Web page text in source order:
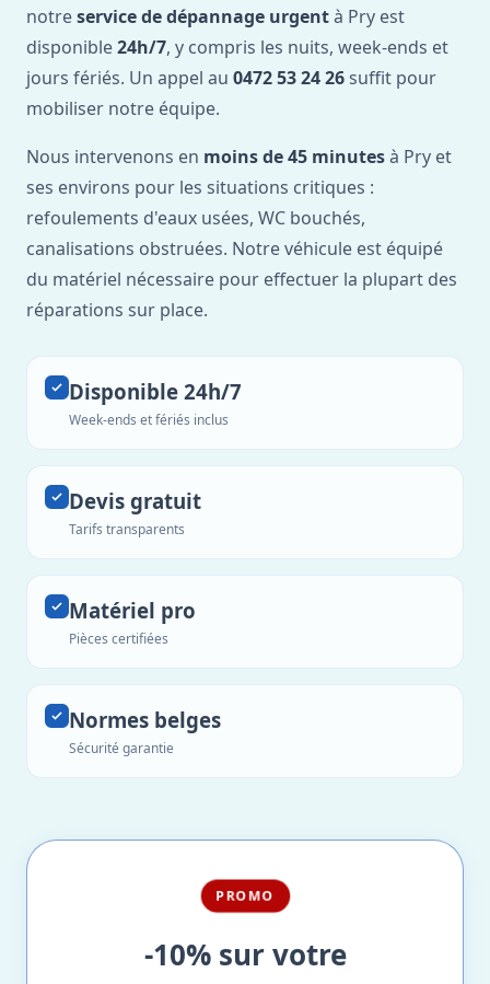
notreservice de dépannage urgentà Pry est
disponible24h/7, y compris les nuits, week-ends et
jours fériés. Un appel au 0472 53 24 26 suffit pour
mobiliser notre équipe.
Nous intervenons en moins de 45 minutesà Pry et
ses environs pour les situations critiques :
refoulements d'eaux usées, WC bouchés,
canalisations obstruées. Notre véhicule est équipé
du matériel nécessaire pour effectuer la plupart des
réparations sur place.
Disponible 24h/7
Week-ends et fériés inclus
Devis gratuit
Tarifs transparents
Matériel pro
Pièces certifiées
Normes belges
Sécurité garantie
PROMO
-10% sur votre